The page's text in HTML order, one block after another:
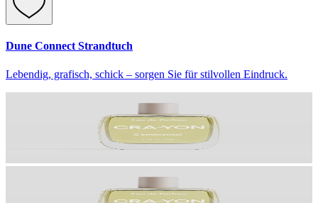
Dune Connect Strandtuch
Lebendig, grafisch, schick – sorgen Sie für stilvollen Eindruck.